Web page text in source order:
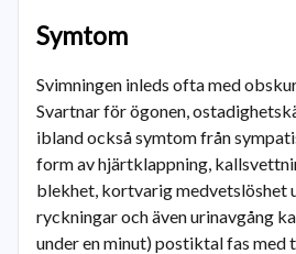
Symtom
Svimningen inleds ofta med
Svartnar för ögonen,
ibland också symtom från
form av hjärtklappning,
blekhet, kortvarig medvetslöshet
ryckningar och även urinavgång
under en minut) postiktal fas med